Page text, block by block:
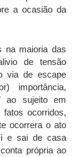
a ocasião da
na maioria das
de tensão
via de escape
importância,
ao sujeito em
ocorridos,
ocorrera o ato
e sai de casa
própria ao